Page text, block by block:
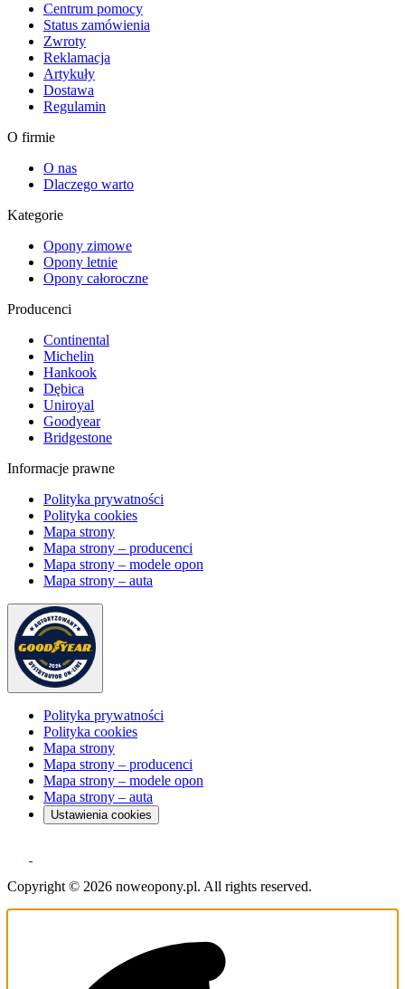
Centrum pomocy
Status zamówienia
Zwroty
Reklamacja
Artykuły
Dostawa
Regulamin
O firmie
O nas
Dlaczego warto
Kategorie
Opony zimowe
Opony letnie
Opony całoroczne
Producenci
Continental
Michelin
Hankook
Dębica
Uniroyal
Goodyear
Bridgestone
Informacje prawne
Polityka prywatności
Polityka cookies
Mapa strony
Mapa strony – producenci
Mapa strony – modele opon
Mapa strony – auta
Polityka prywatności
Polityka cookies
Mapa strony
Mapa strony – producenci
Mapa strony – modele opon
Mapa strony – auta
Ustawienia cookies
Copyright © 2026 noweopony.pl. All rights reserved.